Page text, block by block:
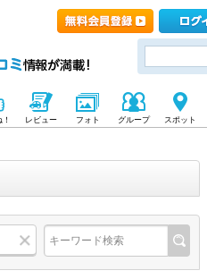
レビュー フォト グループ スポット